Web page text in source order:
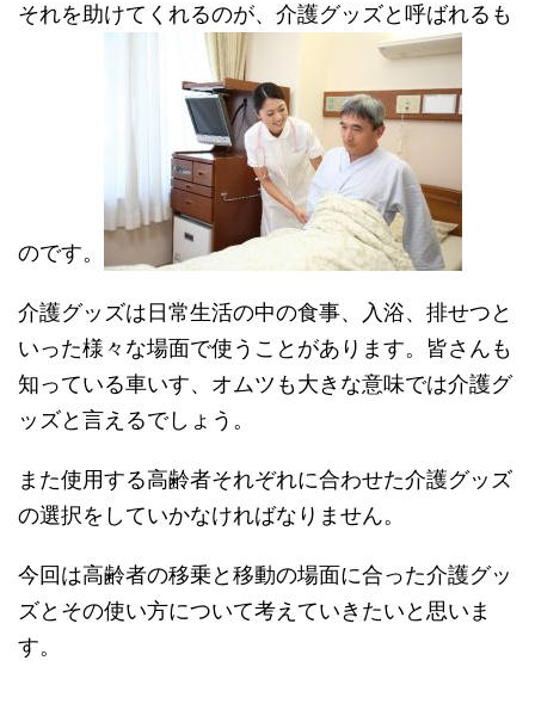
それを助けてくれるのが、介護グッズと呼ばれるも
のです。
介護グッズは日常生活の中の食事、入浴、排せつと
いった様々な場面で使うことがあります。皆さんも
知っている車いす、オムツも大きな意味では介護グ
ッズと言えるでしょう。
また使用する高齢者それぞれに合わせた介護グッズ
の選択をしていかなければなりません。
今回は高齢者の移乗と移動の場面に合った介護グッ
ズとその使い方について考えていきたいと思いま
す。